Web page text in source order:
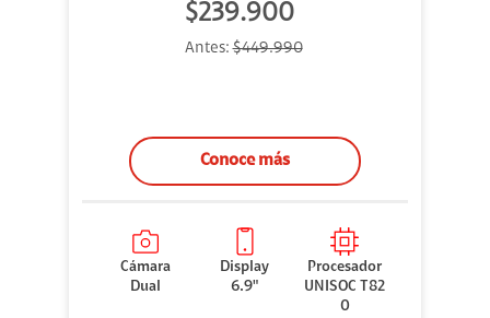
$239.900
Antes:$449.990
Conoce más
Cámara
Dual
Display
6.9"
Procesador
UNISOC T82
0